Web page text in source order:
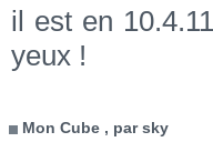
il est en
yeux !
Mon Cube , par sky